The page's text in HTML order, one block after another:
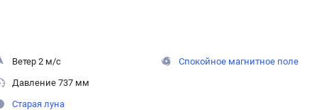
Ветер 2 м/с
Давление 737 мм
Старая луна
Спокойное магнитное поле